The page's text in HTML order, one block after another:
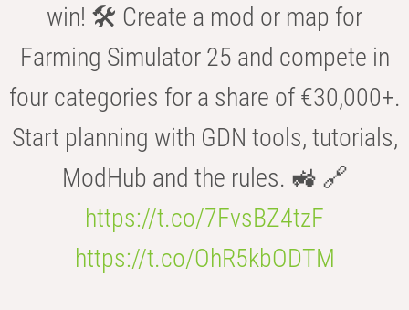
win! 🛠️ Create a mod or map for
Farming Simulator 25 and compete in
four categories for a share of €30,000+.
Start planning with GDN tools, tutorials,
ModHub and the rules. 🚜 🔗
https://t.co/7FvsBZ4tzF
https://t.co/OhR5kbODTM